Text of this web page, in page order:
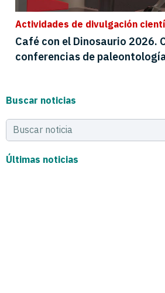
Actividades de divulgación
Café con el Dinosaurio 2026.
conferencias de
Buscar noticias
Últimas noticias